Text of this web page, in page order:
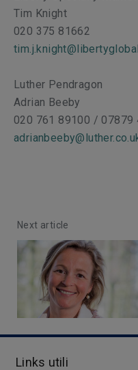
Tim Knight
020 375 81662
Luther Pendragon
Adrian Beeby
020 761 89100 / 07879
Next article
Links utili